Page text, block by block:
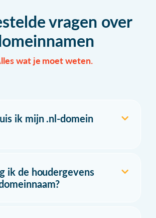
vragen over
wat je moet weten.
ik mijn .nl-domein
ik de houdergevens